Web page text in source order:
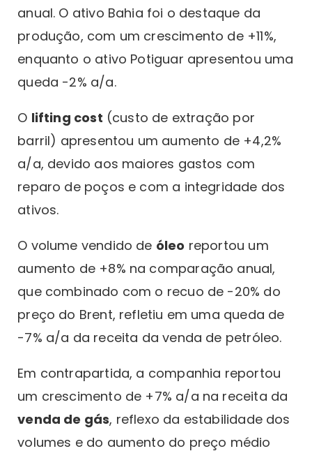
anual. O ativo Bahia foi o destaque da
produção, com um crescimento de +11%,
enquanto o ativo Potiguar apresentou uma
queda -2% a/a.
O lifting cost (custo de extração por
barril) apresentou um aumento de +4,2%
a/a, devido aos maiores gastos com
reparo de poços e com a integridade dos
ativos.
O volume vendido de óleo reportou um
aumento de +8% na comparação anual,
que combinado com o recuo de -20% do
preço do Brent, refletiu em uma queda de
-7% a/a da receita da venda de petróleo.
Em contrapartida, a companhia reportou
um crescimento de +7% a/a na receita da
venda de gás, reflexo da estabilidade dos
volumes e do aumento do preço médio